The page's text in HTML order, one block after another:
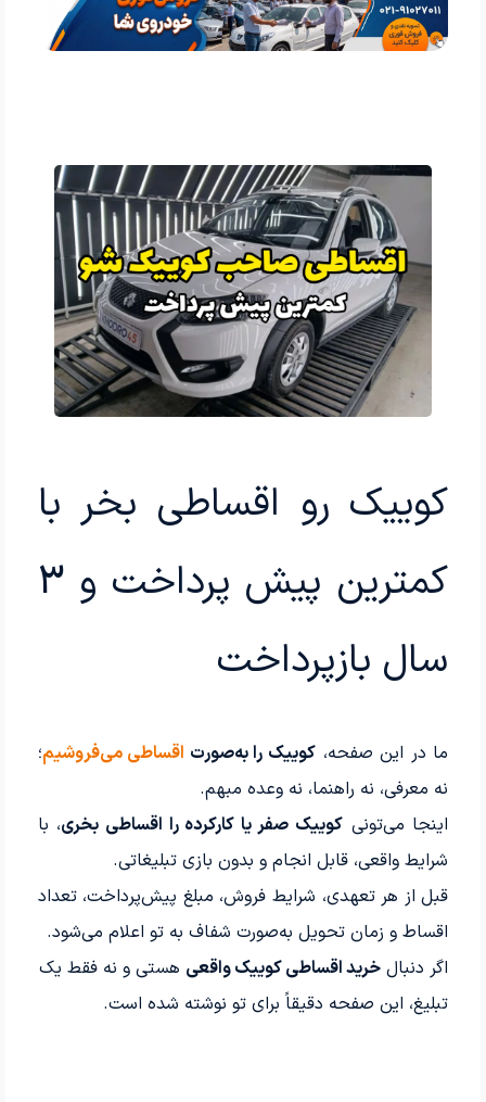
کوییک رو اقساطی بخر با
کمترین پیش پرداخت و 3
سال بازپرداخت
ما در این صفحه، کوییک را به‌صورت اقساطی می‌فروشیم؛
نه معرفی، نه راهنما، نه وعده مبهم.
اینجا می‌تونی کوییک صفر یا کارکرده را اقساطی بخری، با
شرایط واقعی، قابل انجام و بدون بازی تبلیغاتی.
قبل از هر تعهدی، شرایط فروش، مبلغ پیش‌پرداخت، تعداد
اقساط و زمان تحویل به‌صورت شفاف به تو اعلام می‌شود.
اگر دنبال خرید اقساطی کوییک واقعی هستی و نه فقط یک
تبلیغ، این صفحه دقیقاً برای تو نوشته شده است.